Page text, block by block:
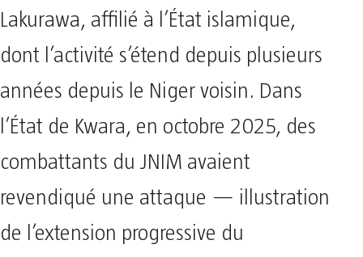
Lakurawa, affilié à l’État islamique,
dont l’activité s’étend depuis plusieurs
années depuis le Niger voisin. Dans
l’État de Kwara, en octobre 2025, des
combattants du JNIM avaient
revendiqué une attaque — illustration
de l’extension progressive du